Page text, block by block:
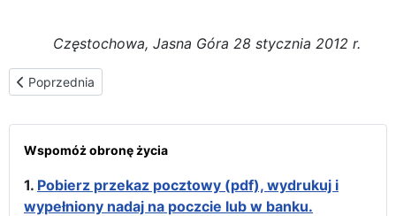
Częstochowa, Jasna Góra 28 stycznia 2012 r.
Poprzednia strona: Uroczystości na Jasnej Górze
Poprzednia
Wspomóż obronę życia
1. Pobierz przekaz pocztowy (pdf), wydrukuj i
wypełniony nadaj na poczcie lub w banku.